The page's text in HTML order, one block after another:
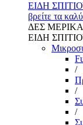
ΕΙΔΗ
βρείτε τα
ΔΕΣ
ΕΙΔΗ
/
/
/